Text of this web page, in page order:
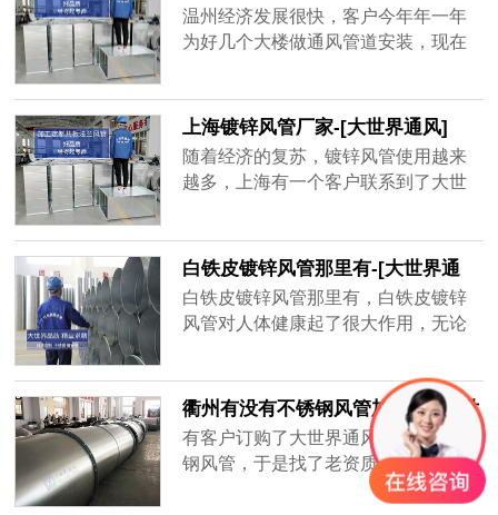
风]
温州经济发展很快，客户今年年一年
为好几个大楼做通风管道安装，现在
大一点的地方用角钢法兰风管，共板
风管为了不影响到后期使用效果，需
要增强共板风管密封性、抗压强度，
质量好的共板风管不容易坏，不会漏
很多电费。
上海镀锌风管厂家-[大世界通风]
随着经济的复苏，镀锌风管使用越来
越多，上海有一个客户联系到了大世
理，新一轮生产要等15天之后才能发
货，客户还等着用呢，于是找到大世
界通风，地处无锡，离工地不远，并
且确保3天出货，客户在验证以后很快
白铁皮镀锌风管那里有-[大世界通
风]
白铁皮镀锌风管那里有，白铁皮镀锌
风管对人体健康起了很大作用，无论
镀锌风管的帮助，有的建筑人口密
集，要全天不停运转，因此白铁皮镀
锌风管质量要好，加强通风效率，避
免损坏。常年做通风工程的客户知道
怎么分辨白铁皮镀锌风管的质量好
坏，而新入行的客户不知道怎么挑质
衢州有没有不锈钢风管加工厂-[大世
界通风]
有客户订购了大世界通风生产的不锈
钢风管，于是找了老资质的安装工人
安装，做过工程很多，到工地上一